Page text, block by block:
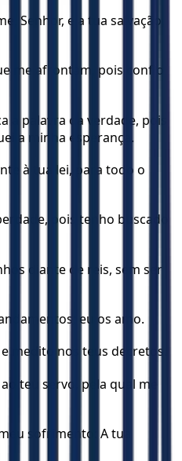
Senhor, e a tua salvação,
me afrontam, pois confio
a palavra da verdade, pois
a minha esperança.
à tua lei, para todo o
pois tenho buscado
diante de reis, sem ser
eu os amo.
medito nos teus decretos.
teu servo, pela qual me
sofrimento: A tua